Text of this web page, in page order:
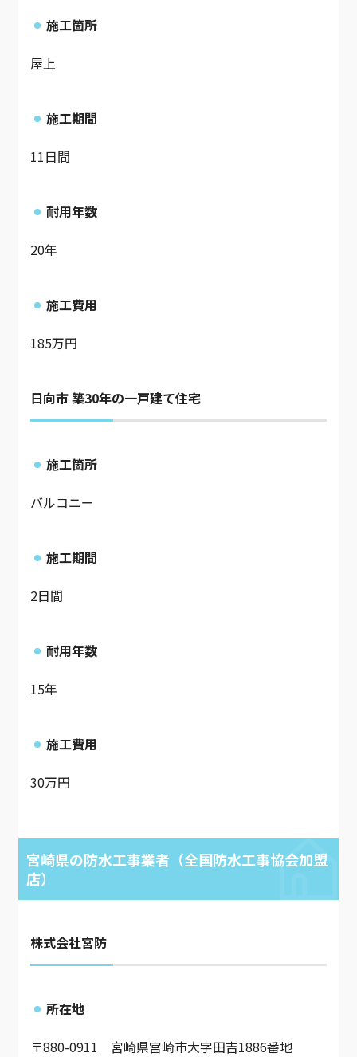
施工箇所
屋上
施工期間
11日間
耐用年数
20年
施工費用
185万円
日向市 築30年の一戸建て住宅
施工箇所
バルコニー
施工期間
2日間
耐用年数
15年
施工費用
30万円
宮崎県の防水工事業者（全国防水工事協会加盟
店）
株式会社宮防
所在地
〒880-0911 宮崎県宮崎市大字田吉1886番地